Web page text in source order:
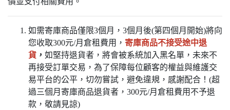
如需寄庫商品僅限3個月，3個月後(第四個月開始)將向
您收取300元/月倉租費用， 寄庫商品不接受途中退
貨 ， 如堅持退貨者，將會被系統加入黑名單，未來不
再接受訂單交易，為了保障每位顧客的權益與維護交
易平台的公平，切勿嘗試，避免違規，感謝配合！(超
過三個月寄庫商品退貨者，300元/月倉租費用不予退
款，敬請見諒)